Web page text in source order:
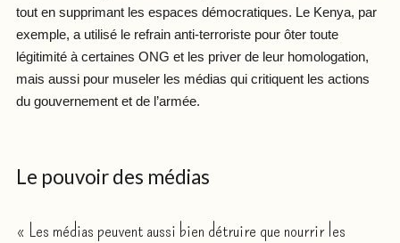
tout en supprimant les espaces démocratiques. Le Kenya, par
exemple, a utilisé le refrain anti-terroriste pour ôter toute
légitimité à certaines ONG et les priver de leur homologation,
mais aussi pour museler les médias qui critiquent les actions
du gouvernement et de l’armée.
Le pouvoir des médias
« Les médias peuvent aussi bien détruire que nourrir les